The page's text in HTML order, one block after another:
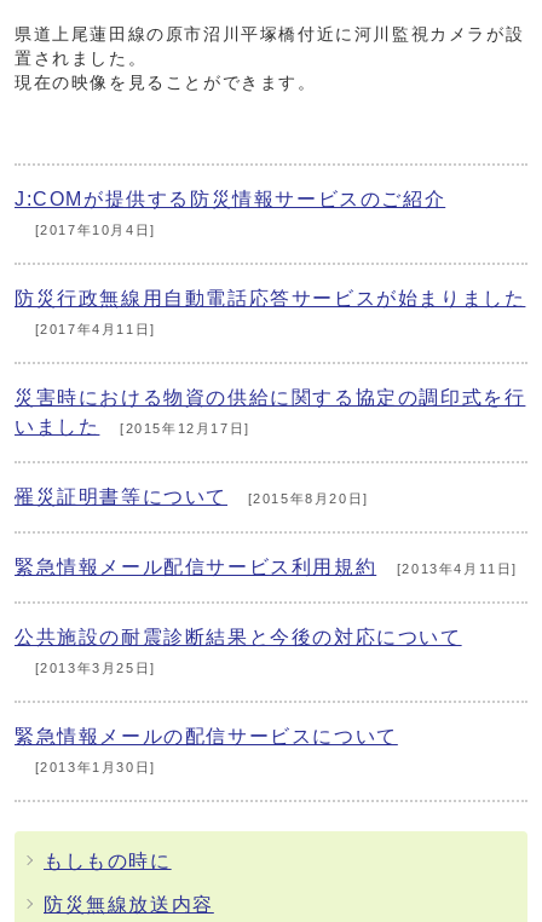
県道上尾蓮田線の原市沼川平塚橋付近に河川監視カメラが設
置されました。
現在の映像を見ることができます。
J:COMが提供する防災情報サービスのご紹介
[2017年10月4日]
防災行政無線用自動電話応答サービスが始まりました
[2017年4月11日]
災害時における物資の供給に関する協定の調印式を行
いました
[2015年12月17日]
罹災証明書等について [2015年8月20日]
緊急情報メール配信サービス利用規約 [2013年4月11日]
公共施設の耐震診断結果と今後の対応について
[2013年3月25日]
緊急情報メールの配信サービスについて
[2013年1月30日]
もしもの時に
防災無線放送内容